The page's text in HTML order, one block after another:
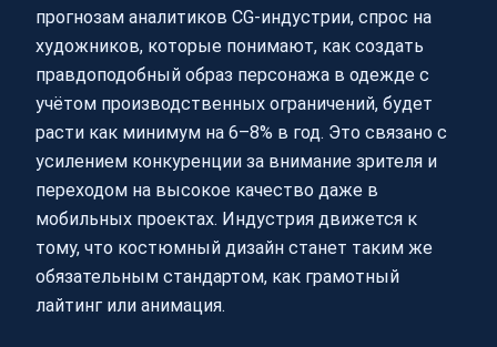
прогнозам аналитиков CG-индустрии, спрос на
художников, которые понимают, как создать
правдоподобный образ персонажа в одежде с
учётом производственных ограничений, будет
расти как минимум на 6–8% в год. Это связано с
усилением конкуренции за внимание зрителя и
переходом на высокое качество даже в
мобильных проектах. Индустрия движется к
тому, что костюмный дизайн станет таким же
обязательным стандартом, как грамотный
лайтинг или анимация.